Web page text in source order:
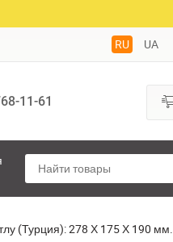
RU UA
11-61
(Турция): 278 Х 175 Х 190 мм.